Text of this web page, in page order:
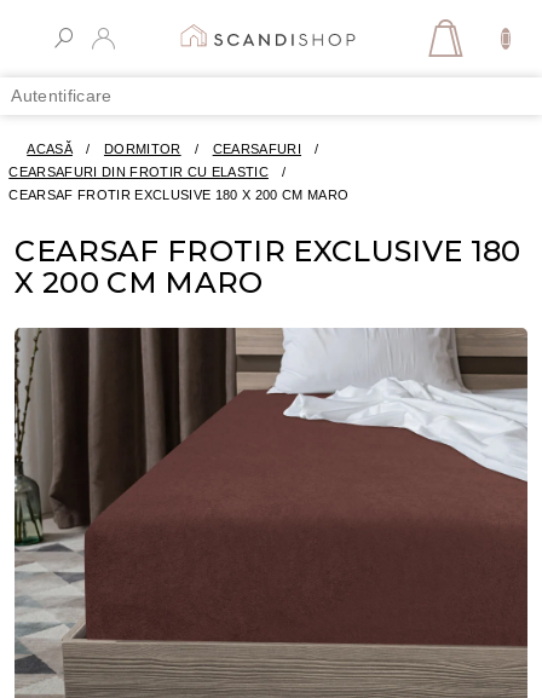
conținut
Autentificare
COŞ
ACASĂ / DORMITOR / CEARSAFURI
/
CEARSAFURI DIN FROTIR CU ELASTIC
/
CEARSAF FROTIR EXCLUSIVE 180 X 200 CM MARO
CEARSAF FROTIR EXCLUSIVE 180
X 200 CM MARO